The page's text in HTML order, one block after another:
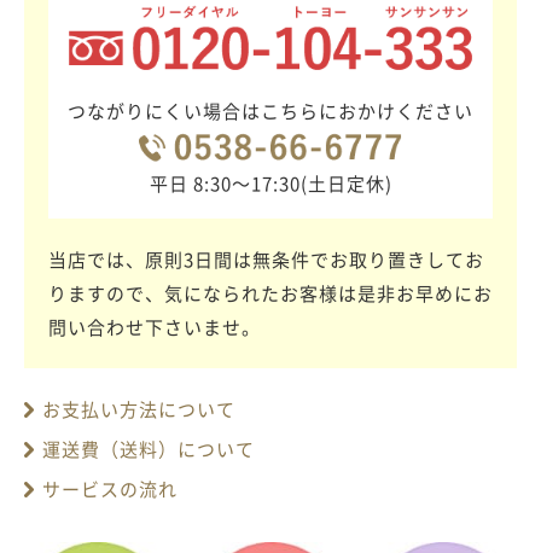
つながりにくい場合はこちらにおかけください
平日 8:30〜17:30(土日定休)
当店では、原則3日間は無条件でお取り置きしてお
りますので、気になられたお客様は是非お早めにお
問い合わせ下さいませ。
お支払い方法について
運送費（送料）について
サービスの流れ